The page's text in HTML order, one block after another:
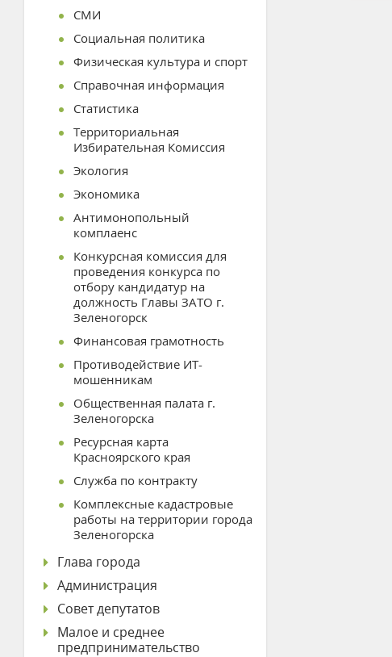
СМИ
Социальная политика
Физическая культура и спорт
Справочная информация
Статистика
Территориальная
Избирательная Комиссия
Экология
Экономика
Антимонопольный
комплаенс
Конкурсная комиссия для
проведения конкурса по
отбору кандидатур на
должность Главы ЗАТО г.
Зеленогорск
Финансовая грамотность
Противодействие ИТ-
мошенникам
Общественная палата г.
Зеленогорска
Ресурсная карта
Красноярского края
Служба по контракту
Комплексные кадастровые
работы на территории города
Зеленогорска
Глава города
Администрация
Совет депутатов
Малое и среднее
предпринимательство